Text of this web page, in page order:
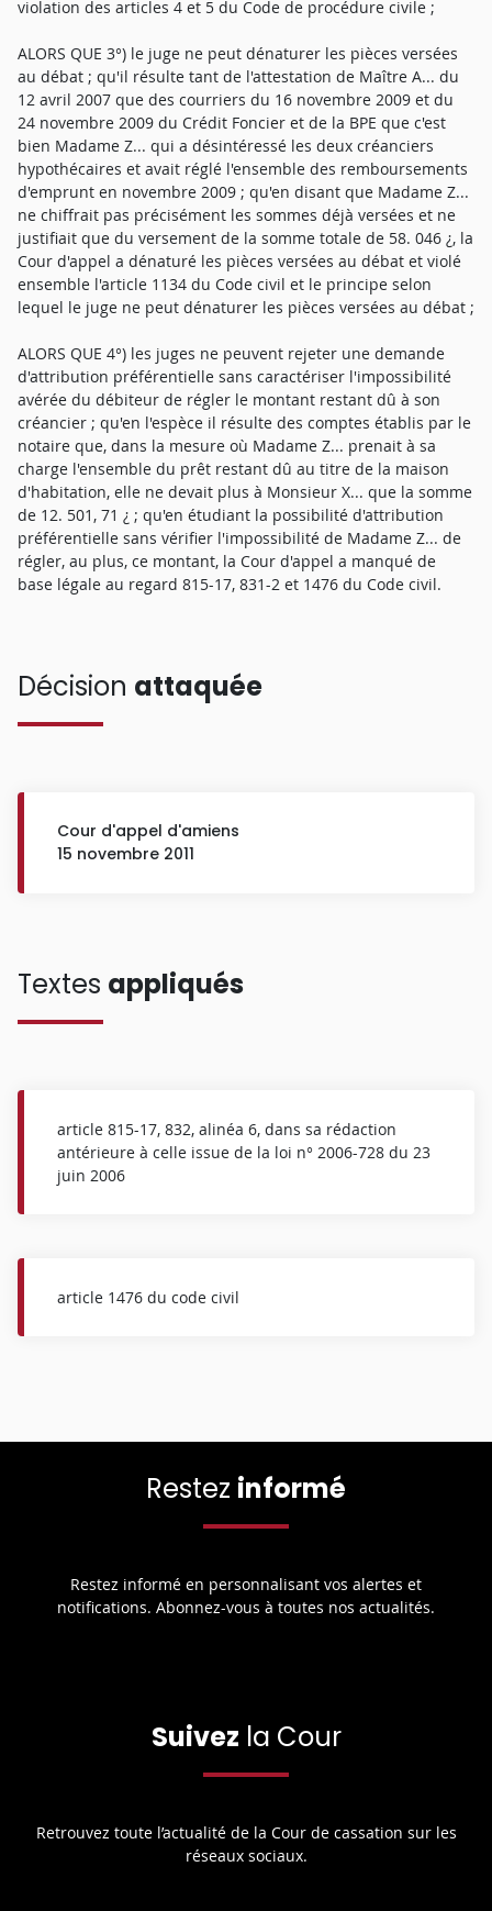
violation des articles 4 et 5 du Code de procédure civile ;
ALORS QUE 3°) le juge ne peut dénaturer les pièces versées
au débat ; qu'il résulte tant de l'attestation de Maître A... du
12 avril 2007 que des courriers du 16 novembre 2009 et du
24 novembre 2009 du Crédit Foncier et de la BPE que c'est
bien Madame Z... qui a désintéressé les deux créanciers
hypothécaires et avait réglé l'ensemble des remboursements
d'emprunt en novembre 2009 ; qu'en disant que Madame Z...
ne chiffrait pas précisément les sommes déjà versées et ne
justifiait que du versement de la somme totale de 58. 046 ¿, la
Cour d'appel a dénaturé les pièces versées au débat et violé
ensemble l'article 1134 du Code civil et le principe selon
lequel le juge ne peut dénaturer les pièces versées au débat ;
ALORS QUE 4°) les juges ne peuvent rejeter une demande
d'attribution préférentielle sans caractériser l'impossibilité
avérée du débiteur de régler le montant restant dû à son
créancier ; qu'en l'espèce il résulte des comptes établis par le
notaire que, dans la mesure où Madame Z... prenait à sa
charge l'ensemble du prêt restant dû au titre de la maison
d'habitation, elle ne devait plus à Monsieur X... que la somme
de 12. 501, 71 ¿ ; qu'en étudiant la possibilité d'attribution
préférentielle sans vérifier l'impossibilité de Madame Z... de
régler, au plus, ce montant, la Cour d'appel a manqué de
base légale au regard 815-17, 831-2 et 1476 du Code civil.
Décision attaquée
Cour d'appel d'amiens
15 novembre 2011
Textes appliqués
article 815-17, 832, alinéa 6, dans sa rédaction
antérieure à celle issue de la loi n° 2006-728 du 23
juin 2006
article 1476 du code civil
Restez informé
Restez informé en personnalisant vos alertes et
notifications. Abonnez-vous à toutes nos actualités.
Suivez la Cour
Retrouvez toute l’actualité de la Cour de cassation sur les
réseaux sociaux.